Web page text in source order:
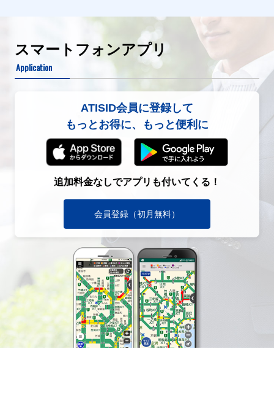
スマートフォンアプリ
Application
ATISID会員に登録して
もっとお得に、もっと便利に
追加料金なしでアプリも付いてくる！
会員登録（初月無料）